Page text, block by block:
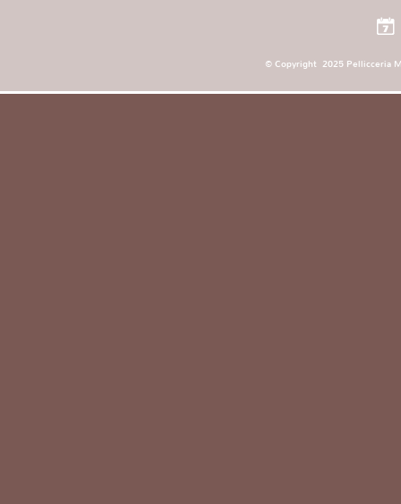
© Copyright 2025 Pellicceria